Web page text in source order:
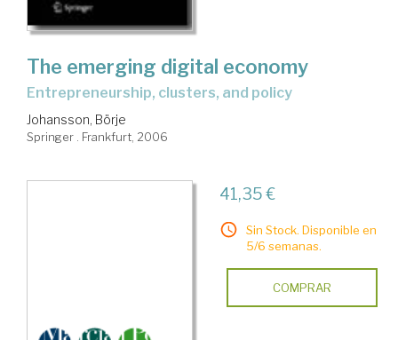
The emerging digital economy
entrepreneurship, clusters, and policy
Johansson, Börje
Springer . Frankfurt, 2006
41,35 €
Sin Stock. Disponible en
5/6 semanas.
COMPRAR